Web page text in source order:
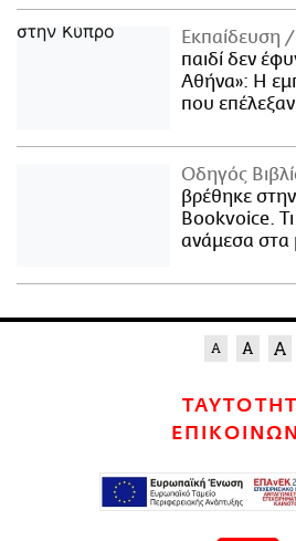
Εκπαίδευση
παιδί δεν
Αθήνα»: Η
που
Οδηγός
βρέθηκε
Bookvoice.
ανάμεσα στα